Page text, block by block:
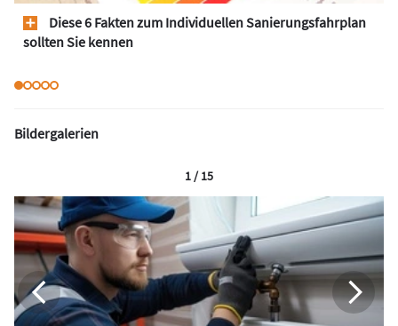
Diese 6 Fakten zum Individuellen Sanierungsfahrplan
sollten Sie kennen
Bildergalerien
1 / 15